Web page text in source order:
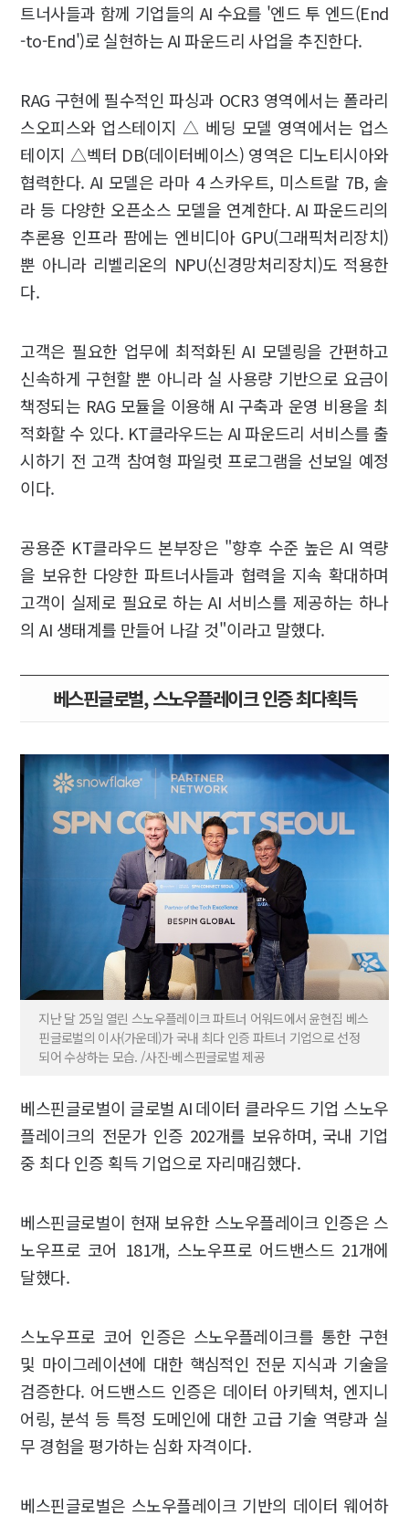
트너사들과 함께 기업들의 AI 수요를 '엔드 투 엔드(End
-to-End')로 실현하는 AI 파운드리 사업을 추진한다.
RAG 구현에 필수적인 파싱과 OCR3 영역에서는 폴라리
스오피스와 업스테이지 △ 베딩 모델 영역에서는 업스
테이지 △벡터 DB(데이터베이스) 영역은 디노티시아와
협력한다. AI 모델은 라마 4 스카우트, 미스트랄 7B, 솔
라 등 다양한 오픈소스 모델을 연계한다. AI 파운드리의
추론용 인프라 팜에는 엔비디아 GPU(그래픽처리장치)
뿐 아니라 리벨리온의 NPU(신경망처리장치)도 적용한
다.
고객은 필요한 업무에 최적화된 AI 모델링을 간편하고
신속하게 구현할 뿐 아니라 실 사용량 기반으로 요금이
책정되는 RAG 모듈을 이용해 AI 구축과 운영 비용을 최
적화할 수 있다. KT클라우드는 AI 파운드리 서비스를 출
시하기 전 고객 참여형 파일럿 프로그램을 선보일 예정
이다.
공용준 KT클라우드 본부장은 "향후 수준 높은 AI 역량
을 보유한 다양한 파트너사들과 협력을 지속 확대하며
고객이 실제로 필요로 하는 AI 서비스를 제공하는 하나
의 AI 생태계를 만들어 나갈 것"이라고 말했다.
베스핀글로벌, 스노우플레이크 인증 최다획득
지난 달 25일 열린 스노우플레이크 파트너 어워드에서 윤현집 베스
핀글로벌의 이사(가운데)가 국내 최다 인증 파트너 기업으로 선정
되어 수상하는 모습. /사진-베스핀글로벌 제공
베스핀글로벌이 글로벌 AI 데이터 클라우드 기업 스노우
플레이크의 전문가 인증 202개를 보유하며, 국내 기업
중 최다 인증 획득 기업으로 자리매김했다.
베스핀글로벌이 현재 보유한 스노우플레이크 인증은 스
노우프로 코어 181개, 스노우프로 어드밴스드 21개에
달했다.
스노우프로 코어 인증은 스노우플레이크를 통한 구현
및 마이그레이션에 대한 핵심적인 전문 지식과 기술을
검증한다. 어드밴스드 인증은 데이터 아키텍처, 엔지니
어링, 분석 등 특정 도메인에 대한 고급 기술 역량과 실
무 경험을 평가하는 심화 자격이다.
베스핀글로벌은 스노우플레이크 기반의 데이터 웨어하